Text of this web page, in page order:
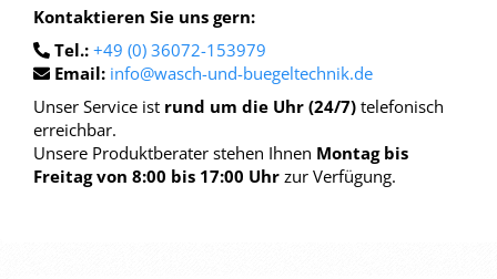
Kontaktieren Sie uns gern:
Tel.: +49 (0) 36072-153979
Email: info@wasch-und-buegeltechnik.de
Unser Service ist rund um die Uhr (24/7) telefonisch
erreichbar.
Unsere Produktberater stehen Ihnen Montag bis
Freitag von 8:00 bis 17:00 Uhr zur Verfügung.